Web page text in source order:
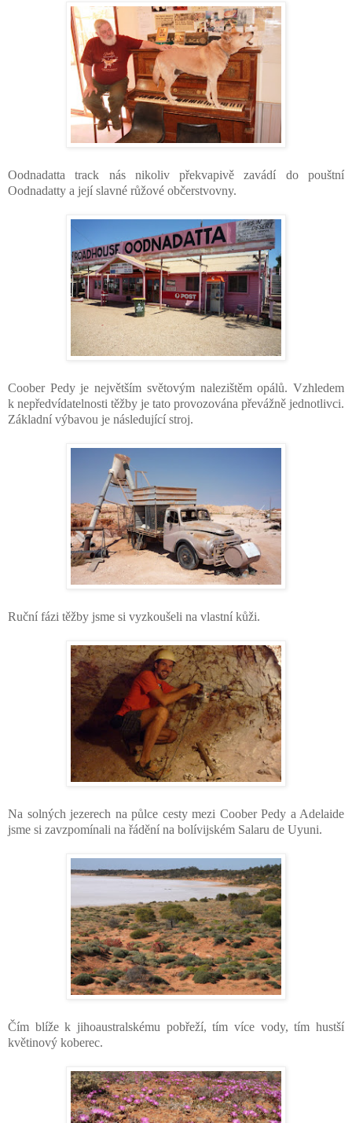
Oodnadatta track nás nikoliv překvapivě zavádí do pouštní
Oodnadatty a její slavné růžové občerstvovny.
Coober Pedy je největším světovým nalezištěm opálů. Vzhledem
k nepředvídatelnosti těžby je tato provozována převážně jednotlivci.
Základní výbavou je následující stroj.
Ruční fázi těžby jsme si vyzkoušeli na vlastní kůži.
Na solných jezerech na půlce cesty mezi Coober Pedy a Adelaide
jsme si zavzpomínali na řádění na bolívijském Salaru de Uyuni.
Čím blíže k jihoaustralskému pobřeží, tím více vody, tím hustší
květinový koberec.